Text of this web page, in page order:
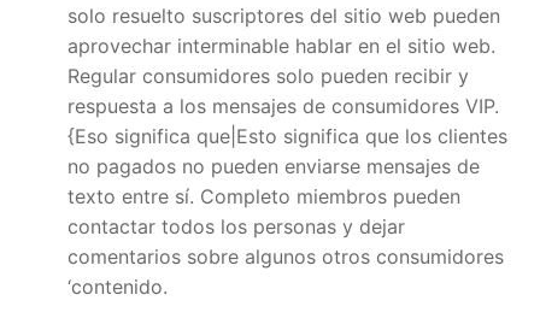
solo resuelto suscriptores del sitio web pueden
aprovechar interminable hablar en el sitio web.
Regular consumidores solo pueden recibir y
respuesta a los mensajes de consumidores VIP.
{Eso significa que|Esto significa que los clientes
no pagados no pueden enviarse mensajes de
texto entre sí. Completo miembros pueden
contactar todos los personas y dejar
comentarios sobre algunos otros consumidores
‘contenido.